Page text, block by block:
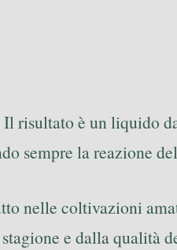
risultato è un liquido
sempre la reazione
nelle coltivazioni
e dalla qualità